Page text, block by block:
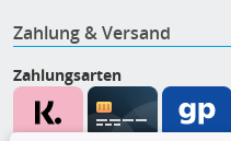
Zahlung & Versand
Zahlungsarten